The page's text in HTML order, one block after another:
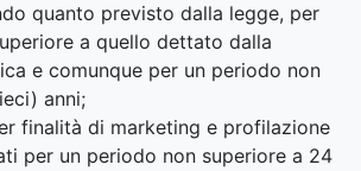
quanto previsto dalla legge, per
a quello dettato dalla
e comunque per un periodo non
anni;
finalità di marketing e profilazione
per un periodo non superiore a 24